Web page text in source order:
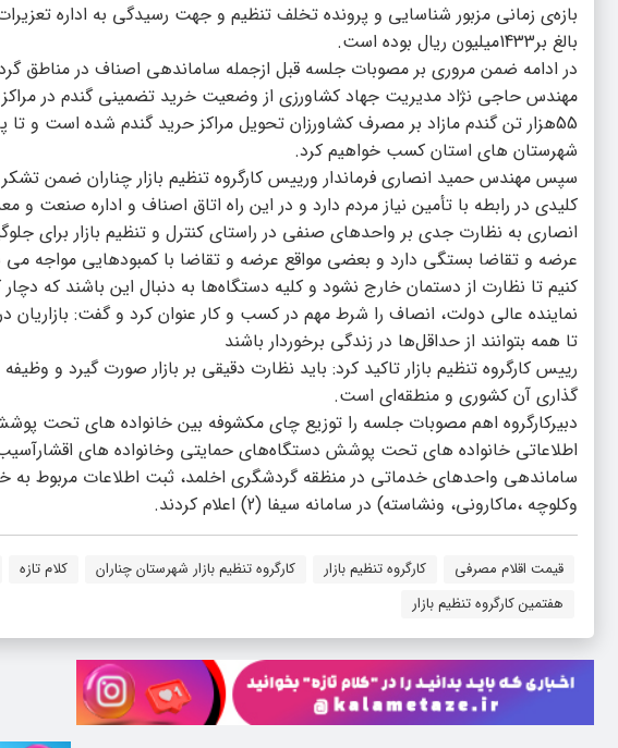
بازه‌ی زمانی مزبور شناسایی و پرونده تخلف تنظیم و جهت رسیدگی به اداره
بالغ بر1433میلیون ریال بوده است.
در ادامه ضمن مروری بر مصوبات جلسه قبل ازجمله ساماندهی اصناف در مناطق
مهندس حاجی نژاد مدیریت جهاد کشاورزی از وضعیت خرید تضمینی گندم در مراکز
55هزار تن گندم مازاد بر مصرف کشاورزان تحویل مراکز حرید گندم شده است و
شهرستان های استان کسب خواهیم کرد.
سپس مهندس حمید انصاری فرماندار ورییس کارگروه تنظیم بازار چناران ضمن تشکر
کلیدی در رابطه با تأمین نیاز مردم دارد و در این راه اتاق اصناف و اداره صنعت
انصاری به نظارت جدی بر واحدهای صنفی در راستای کنترل و تنظیم بازار برای
عرضه و تقاضا بستگی دارد و بعضی مواقع عرضه و تقاضا با کمبودهایی مواجه می
کنیم تا نظارت از دستمان خارج نشود و کلیه دستگاه‌ها به دنبال این باشند که دچار
نماینده عالی دولت، انصاف را شرط مهم در کسب و کار عنوان کرد و گفت: بازاریان
تا همه بتوانند از حداقل‌ها در زندگی برخوردار باشند
رییس کارگروه تنظیم بازار تاکید کرد: باید نظارت دقیقی بر بازار صورت گیرد و
گذاری آن کشوری و منطقه‌ای است.
دبیرکارگروه اهم مصوبات جلسه را توزیع چای مکشوفه بین خانواده های تحت
اطلاعاتی خانواده های تحت پوشش دستگاه‌های حمایتی وخانواده های اقشارآسیب
ساماندهی واحدهای خدماتی در منظقه گردشگری اخلمد، ثبت اطلاعات مربوط به
وکلوچه ،ماکارونی، ونشاسته) در سامانه سیفا (2) اعلام کردند.
قیمت اقلام مصرفی کارگروه تنظیم بازار کارگروه تنظیم بازار شهرستان چناران کلام تازه
هفتمین کارگروه تنظیم بازار